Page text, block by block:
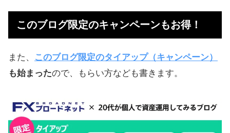
得！
トラッキングトレードの長所を見つ
カナダドル円のスワップも好条件
【やり方】入金から注文設定まで
ワンタッチ設定から自動売買を始め
このブログ限定のキャンペーンもお得！
また、
このブログ限定のタイアップ（キャンペーン）
も始まったので、もらい方なども書きます。